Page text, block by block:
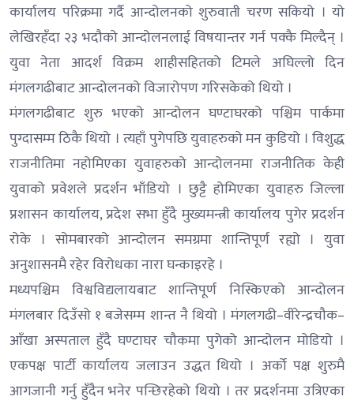
कार्यालय परिक्रमा गर्दै आन्दोलनको शुरुवाती चरण सकियो । यो
लेखिरहँदा २३ भदौको आन्दोलनलाई विषयान्तर गर्न पक्कै मिल्दैन् ।
युवा नेता आदर्श विक्रम शाहीसहितको टिमले अघिल्लो दिन
मंगलगढीबाट आन्दोलनको विजारोपण गरिसकेको थियो ।
मंगलगढीबाट शुरु भएको आन्दोलन घण्टाघरको पश्चिम पार्कमा
पुग्दासम्म ठिकै थियो । त्यहाँ पुगेपछि युवाहरुको मन कुडियो । विशुद्ध
राजनीतिमा नहोमिएका युवाहरुको आन्दोलनमा राजनीतिक केही
युवाको प्रवेशले प्रदर्शन भाँडियो । छुट्टै होमिएका युवाहरु जिल्ला
प्रशासन कार्यालय, प्रदेश सभा हुँदै मुख्यमन्त्री कार्यालय पुगेर प्रदर्शन
रोके । सोमबारको आन्दोलन समग्रमा शान्तिपूर्ण रह्यो । युवा
अनुशासनमै रहेर विरोधका नारा घन्काइरहे ।
मध्यपश्चिम विश्वविद्यलायबाट शान्तिपूर्ण निस्किएको आन्दोलन
मंगलबार दिउँसो १ बजेसम्म शान्त नै थियो । मंगलगढी–वीरेन्द्रचौक–
आँखा अस्पताल हुँदै घण्टाघर चौकमा पुगेको आन्दोलन मोडियो ।
एकपक्ष पार्टी कार्यालय जलाउन उद्धत थियो । अर्को पक्ष शुरुमै
आगजानी गर्नु हुँदैन भनेर पन्छिरहेको थियो । तर प्रदर्शनमा उत्रिएका